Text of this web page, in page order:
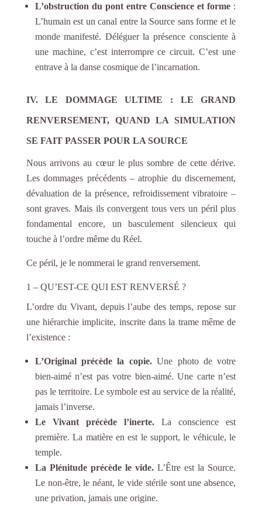
L’obstruction du pont entre Conscience et forme :
L’humain est un canal entre la Source sans forme et le
monde manifesté. Déléguer la présence consciente à
une machine, c’est interrompre ce circuit. C’est une
entrave à la danse cosmique de l’incarnation.
IV. LE DOMMAGE ULTIME : LE GRAND
RENVERSEMENT, QUAND LA SIMULATION
SE FAIT PASSER POUR LA SOURCE
Nous arrivons au cœur le plus sombre de cette dérive.
Les dommages précédents – atrophie du discernement,
dévaluation de la présence, refroidissement vibratoire –
sont graves. Mais ils convergent tous vers un péril plus
fondamental encore, un basculement silencieux qui
touche à l’ordre même du Réel.
Ce péril, jele nommerai le grand renversement.
1 – QU’EST-CE QUI EST RENVERSÉ ?
L’ordre du Vivant, depuis l’aube des temps, repose sur
une hiérarchie implicite, inscrite dans la trame même de
l’existence :
L’Original précède la copie.Une photo de votre
bien-aimé n’est pas votre bien-aimé. Une carte n’est
pas le territoire. Le symbole est au service de la réalité,
jamais l’inverse.
Le Vivant précède l’inerte. La conscience est
première. La matière en est le support, le véhicule, le
temple.
La Plénitude précède le vide. L’Être est la Source.
Le non-être, le néant, le vide stérile sont une absence,
une privation, jamais une origine.